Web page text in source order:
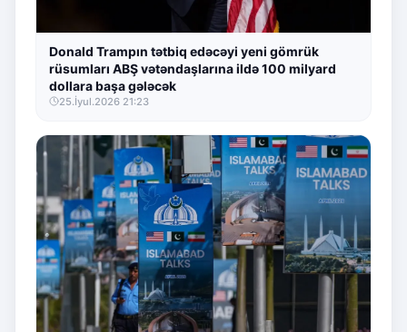
Donald Trampın tətbiq edəcəyi yeni gömrük
rüsumları ABŞ vətəndaşlarına ildə 100 milyard
dollara başa gələcək
25.İyul.2026 21:23